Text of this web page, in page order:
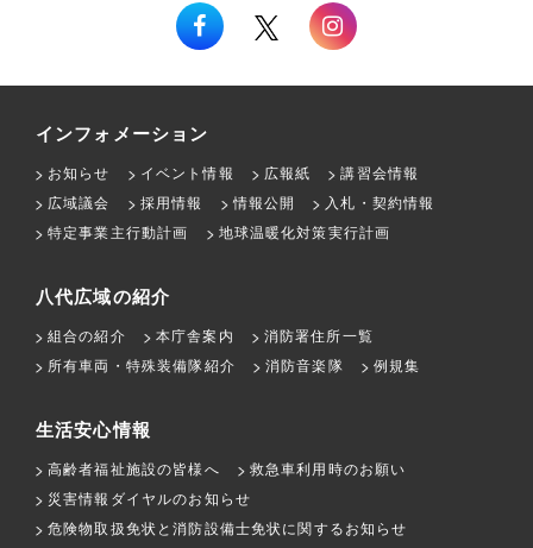
インフォメーション
お知らせ イベント情報 広報紙
講習会情報
広域議会
採用情報 情報公開
入札・契約情報
特定事業主行動計画
地球温暖化対策実行計画
八代広域の紹介
組合の紹介 本庁舎案内
消防署住所一覧
所有車両・特殊装備隊紹介
消防音楽隊 例規集
生活安心情報
高齢者福祉施設の皆様へ
救急車利用時のお願い
災害情報ダイヤルのお知らせ
危険物取扱免状と消防設備士免状に関するお知らせ